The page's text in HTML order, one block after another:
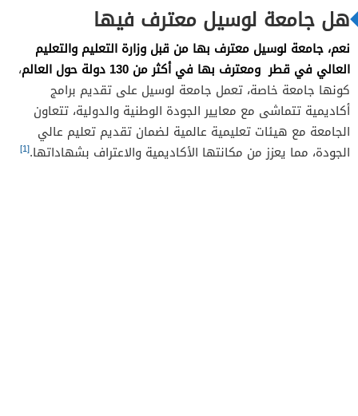
هل جامعة لوسيل معترف فيها
نعم، جامعة لوسيل معترف بها من قبل وزارة التعليم والتعليم
العالي في قطر ومعترف بها في أكثر من 130 دولة حول العالم
،
كونها جامعة خاصة، تعمل جامعة لوسيل على تقديم برامج
أكاديمية تتماشى مع معايير الجودة الوطنية والدولية، تتعاون
الجامعة مع هيئات تعليمية عالمية لضمان تقديم تعليم عالي
الجودة، مما يعزز من مكانتها الأكاديمية والاعتراف بشهاداتها.[1]